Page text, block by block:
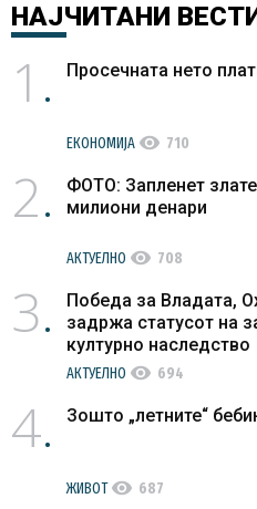
НАЈЧИТАНИ
1 Просечната нето
ЕКОНОМИЈА visibility 710
2
ФОТО: Запленет
милиони денари
АКТУЕЛНО visibility 708
3
Победа за Владата,
задржа статусот на
културно наследство
АКТУЕЛНО visibility 694
4 Зошто „летните“
ЖИВОТvisibility 687